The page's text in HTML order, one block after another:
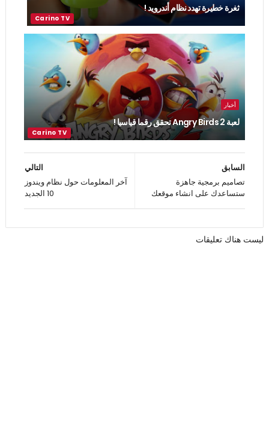
ثغرة خطيرة تهدد نظام أندرويد !
أخبار
لعبة Angry Birds 2 تحقق رقما قياسيا !
التالي
آخر المعلومات حول نظام ويندوز
10 الجديد
السابق
تصاميم برمجية جاهزة
ستساعدك على انشاء موقعك
ليست هناك تعليقات